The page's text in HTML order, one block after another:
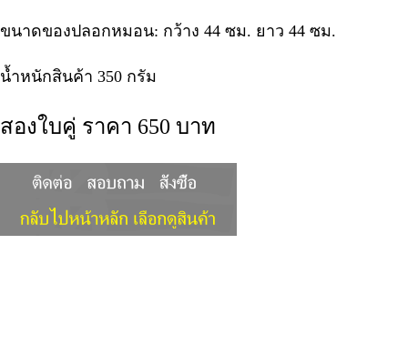
ขนาดของปลอกหมอน: กว้าง 44 ซม. ยาว 44 ซม.
น้ำหนักสินค้า 350 กรัม
สองใบคู่ ราคา 650 บาท